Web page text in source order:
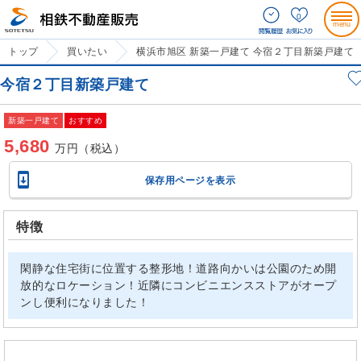
0
トップ 買いたい 横浜市旭区 新築一戸建て 今宿２丁目新築戸建て
今宿２丁目新築戸建て
新築一戸建て おすすめ
5,680万円（税込）
 保存用ページを表示
特徴
閑静な住宅街に位置する整形地！道路向かいは公園のため開
放的なロケーション！近隣にコンビニエンスストアがオープ
ンし便利になりました！